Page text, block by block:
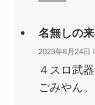
名無しの
2023年8月24日
４スロ武
ごみやん。